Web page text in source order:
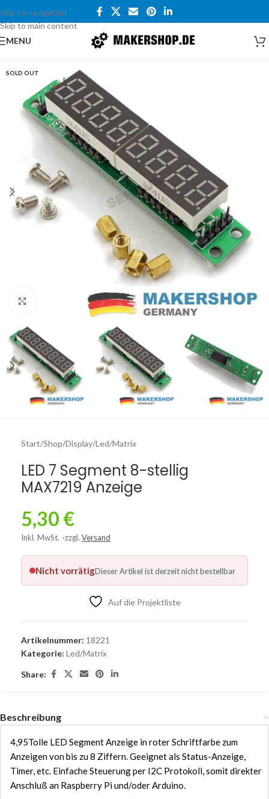
Skip to navigation
Skip to main content
MENU
SOLD OUT
Click to enlarge
Start/Shop/Display/Led/Matrix
LED 7 Segment 8-stellig
MAX7219 Anzeige
5,30 €
Inkl. MwSt. zzgl. Versand
Nicht vorrätigDieser Artikel ist derzeit nicht bestellbar
Auf die Projektliste
Artikelnummer: 18221
Kategorie: Led/Matrix
Share:
Beschreibung
4,95Tolle LED Segment Anzeige in roter Schriftfarbe zum
Anzeigen von bis zu 8 Ziffern. Geeignet als Status-Anzeige,
Timer, etc. Einfache Steuerung per I2C Protokoll, somit direkter
Anschluß an Raspberry Pi und/oder Arduino.